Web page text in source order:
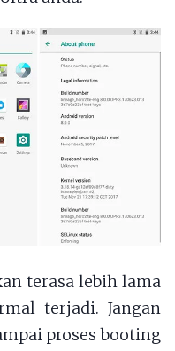
terasa lebih lama
terjadi. Jangan
proses booting